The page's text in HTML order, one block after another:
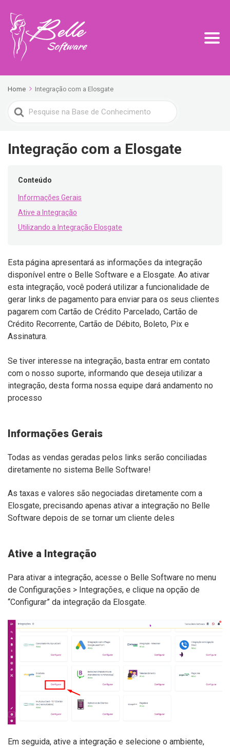
Home Integração com a Elosgate
Search
For
Integração com a Elosgate
Conteúdo
Informações Gerais
Ative a Integração
Utilizando a Integração Elosgate
Esta página apresentará as informações da integração
disponível entre o Belle Software e a Elosgate. Ao ativar
esta integração, você poderá utilizar a funcionalidade de
gerar links de pagamento para enviar para os seus clientes
pagarem com Cartão de Crédito Parcelado, Cartão de
Crédito Recorrente, Cartão de Débito, Boleto, Pix e
Assinatura.
Se tiver interesse na integração, basta entrar em contato
com o nosso suporte, informando que deseja utilizar a
integração, desta forma nossa equipe dará andamento no
processo
Informações Gerais
Todas as vendas geradas pelos links serão conciliadas
diretamente no sistema Belle Software!
As taxas e valores são negociadas diretamente com a
Elosgate, precisando apenas ativar a integração no Belle
Software depois de se tornar um cliente deles
Ative a Integração
Para ativar a integração, acesse o Belle Software no menu
de Configurações > Integrações, e clique na opção de
“Configurar” da integração da Elosgate.
Em seguida, ative a integração e selecione o ambiente,